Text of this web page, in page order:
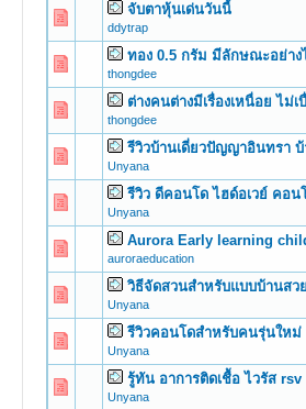
จับตาหุ้นเด่นวันนี้
ddytrap
ทอง 0.5 กรัม มีลักษณะอย่าง
thongdee
ต่างคนต่างมีเรื่องเหนื่อย ไม่
thongdee
รีวิวบ้านเดี่ยวปัญญาอินทรา
Unyana
รีวิว ดีคอนโด ไฮด์อเวย์ คอ
Unyana
Aurora Early learning
auroraeducation
วิธีจัดสวนสำหรับแบบบ้านสวย
Unyana
รีวิวคอนโดสำหรับคนรุ่นใหม่
Unyana
รู้ทัน อาการติดเชื้อ ไวรัส rsv
Unyana